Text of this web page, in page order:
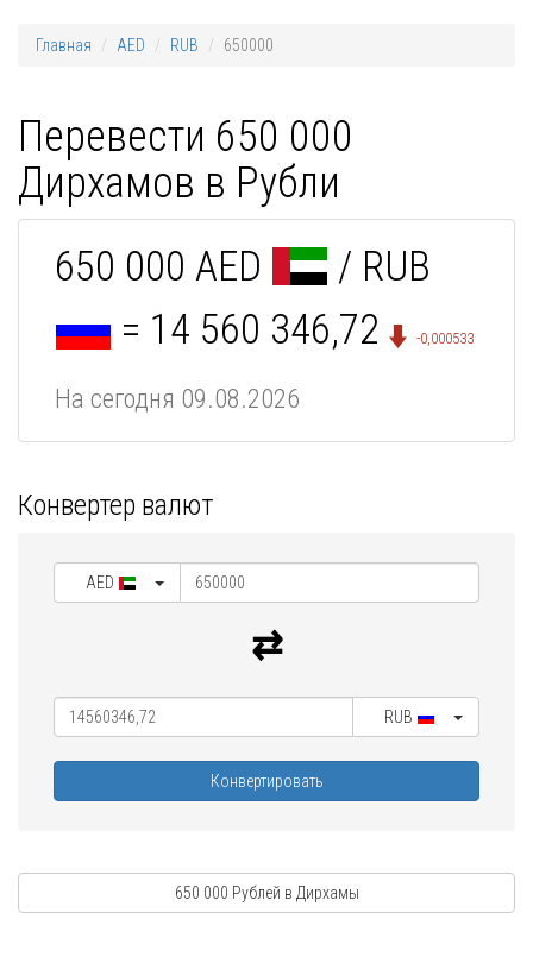
Главная AED RUB 650000
Перевести 650 000
Дирхамов в Рубли
650 000 AED
/ RUB
= 14 560 346,72
-0,000533
На сегодня 09.08.2026
Конвертер валют
AED
RUB
Конвертировать
650 000 Рублей в Дирхамы